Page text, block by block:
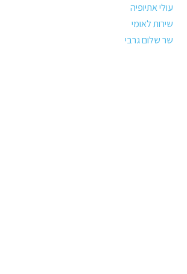
עולי אתיופיה
שירות לאומי
שר שלום גרבי